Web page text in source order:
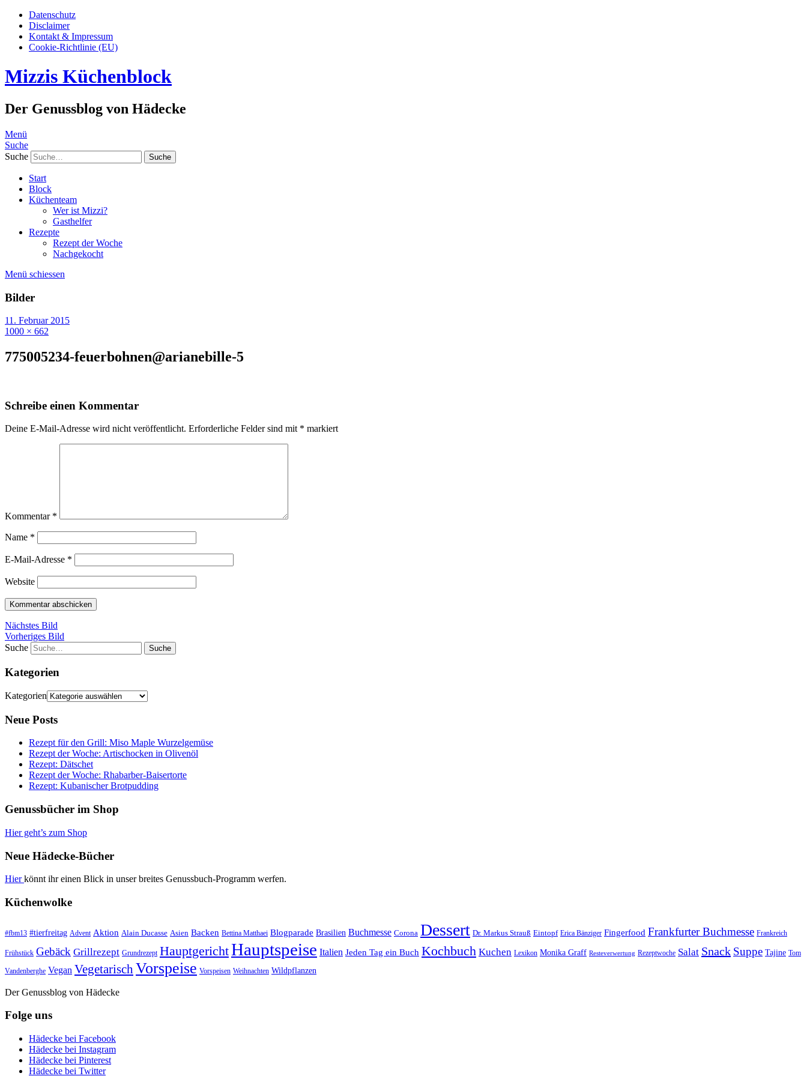
Datenschutz
Disclaimer
Kontakt & Impressum
Cookie-Richtlinie (EU)
Mizzis Küchenblock
Der Genussblog von Hädecke
Menü
Suche
Suche
Start
Block
Küchenteam
Wer ist Mizzi?
Gasthelfer
Rezepte
Rezept der Woche
Nachgekocht
Menü schiessen
Bilder
11. Februar 2015
1000 × 662
775005234-feuerbohnen@arianebille-5
Schreibe einen Kommentar
Deine E-Mail-Adresse wird nicht veröffentlicht. Erforderliche Felder sind mit * markiert
Kommentar *
Name *
E-Mail-Adresse *
Website
Nächstes Bild
Vorheriges Bild
Suche
Kategorien
Kategorien
Neue Posts
Rezept für den Grill: Miso Maple Wurzelgemüse
Rezept der Woche: Artischocken in Olivenöl
Rezept: Dätschet
Rezept der Woche: Rhabarber-Baisertorte
Rezept: Kubanischer Brotpudding
Genussbücher im Shop
Hier geht’s zum Shop
Neue Hädecke-Bücher
Hierkönnt ihr einen Blick in unser breites Genussbuch-Programm werfen.
Küchenwolke
#fbm13 #tierfreitag Advent Aktion Alain Ducasse Asien Backen Bettina Matthaei Blogparade Brasilien Buchmesse Corona Dessert Dr. Markus Strauß Eintopf Erica Bänziger Fingerfood Frankfurter Buchmesse Frankreich
Frühstück Gebäck Grillrezept Grundrezept HauptgerichtHauptspeise Italien Jeden Tag ein Buch Kochbuch Kuchen Lexikon Monika Graff Resteverwertung Rezeptwoche Salat Snack Suppe Tajine Tom
Vandenberghe Vegan Vegetarisch Vorspeise Vorspeisen Weihnachten Wildpflanzen
Der Genussblog von Hädecke
Folge uns
Hädecke bei Facebook
Hädecke bei Instagram
Hädecke bei Pinterest
Hädecke bei Twitter